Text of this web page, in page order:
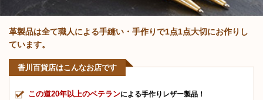
革製品は全て職人による手縫い・手作りで1点1点大切にお作りし
ています。
香川百貨店はこんなお店です
この道20年以上のベテランによる手作りレザー製品！